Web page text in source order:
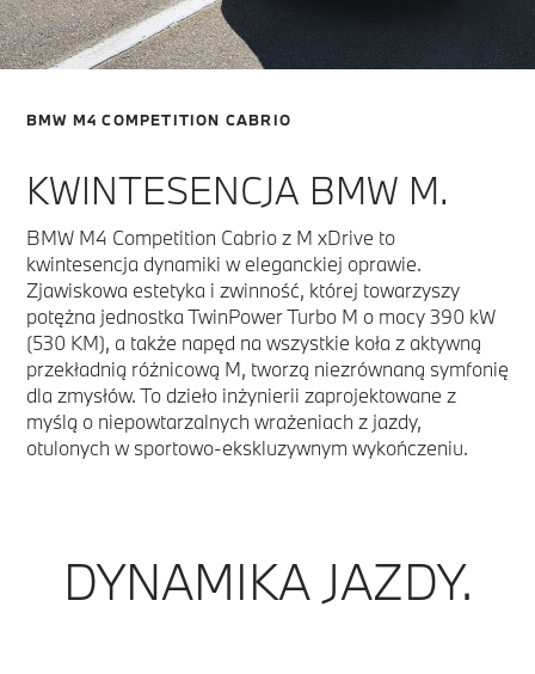
BMW M4 COMPETITION CABRIO
KWINTESENCJA BMW M.
BMW M4 Competition Cabrio z M xDrive to
kwintesencja dynamiki w eleganckiej oprawie.
Zjawiskowa estetyka i zwinność, której towarzyszy
potężna jednostka TwinPower Turbo M o mocy 390 kW
(530 KM), a także napęd na wszystkie koła z aktywną
przekładnią różnicową M, tworzą niezrównaną symfonię
dla zmysłów. To dzieło inżynierii zaprojektowane z
myślą o niepowtarzalnych wrażeniach z jazdy,
otulonych w sportowo-ekskluzywnym wykończeniu.
DYNAMIKA JAZDY.